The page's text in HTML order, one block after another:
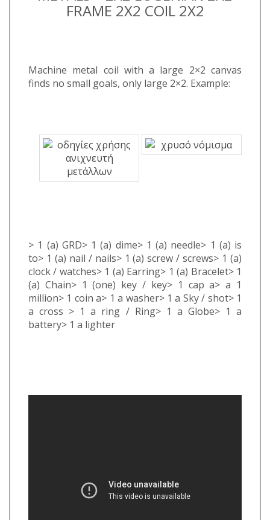
FRAME 2Χ2 COIL 2Χ2
Machine metal coil with a large 2×2 canvas
finds no small goals, only large 2×2. Example:
> 1 (a) GRD> 1 (a) dime> 1 (a) needle> 1 (a) is
to> 1 (a) nail / nails> 1 (a) screw / screws> 1 (a)
clock / watches> 1 (a) Earring> 1 (a) Bracelet> 1
(a) Chain> 1 (one) key / key> 1 cap a> a 1
million> 1 coin a> 1 a washer> 1 a Sky / shot> 1
a cross > 1 a ring / Ring> 1 a Globe> 1 a
battery> 1 a lighter